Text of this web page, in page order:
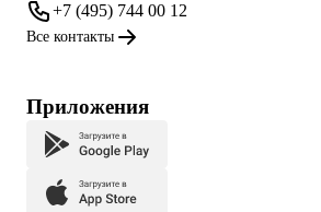
+7 (495) 744 00 12
Все контакты
Приложения